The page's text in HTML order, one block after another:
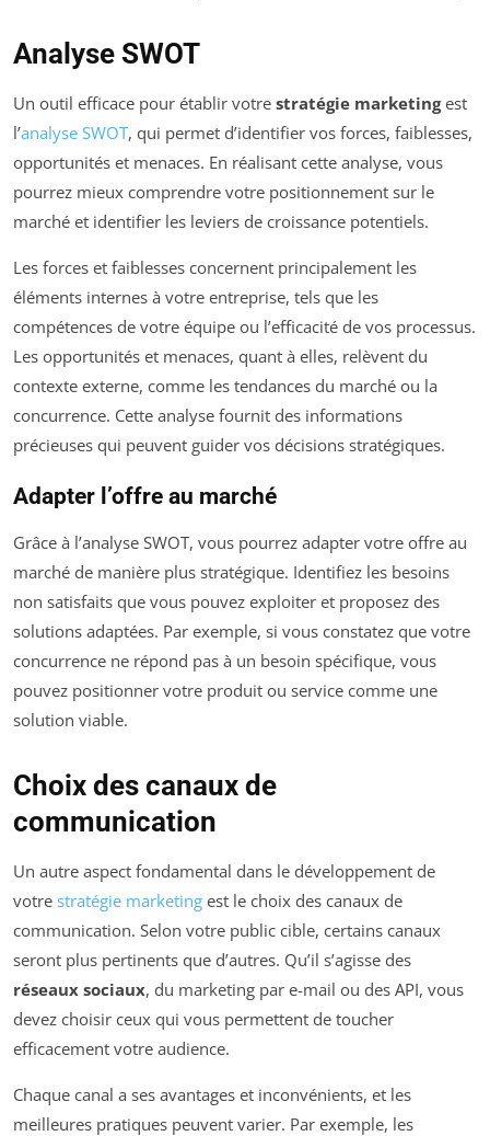
Analyse SWOT
Un outil efficace pour établir votre stratégie marketingest
l’analyse SWOT, qui permet d’identifier vos forces, faiblesses,
opportunités et menaces. En réalisant cette analyse, vous
pourrez mieux comprendre votre positionnement sur le
marché et identifier les leviers de croissance potentiels.
Les forces et faiblesses concernent principalement les
éléments internes à votre entreprise, tels que les
compétences de votre équipe ou l’efficacité de vos processus.
Les opportunités et menaces, quant à elles, relèvent du
contexte externe, comme les tendances du marché ou la
concurrence. Cette analyse fournit des informations
précieuses qui peuvent guider vos décisions stratégiques.
Adapter l’offre au marché
Grâce à l’analyse SWOT, vous pourrez adapter votre offre au
marché de manière plus stratégique. Identifiez les besoins
non satisfaits que vous pouvez exploiter et proposez des
solutions adaptées. Par exemple, si vous constatez que votre
concurrence ne répond pas à un besoin spécifique, vous
pouvez positionner votre produit ou service comme une
solution viable.
Choix des canaux de
communication
Un autre aspect fondamental dans le développement de
votre stratégie marketing est le choix des canaux de
communication. Selon votre public cible, certains canaux
seront plus pertinents que d’autres. Qu’il s’agisse des
réseaux sociaux, du marketing par e-mail ou des API, vous
devez choisir ceux qui vous permettent de toucher
efficacement votre audience.
Chaque canal a ses avantages et inconvénients, et les
meilleures pratiques peuvent varier. Par exemple, les